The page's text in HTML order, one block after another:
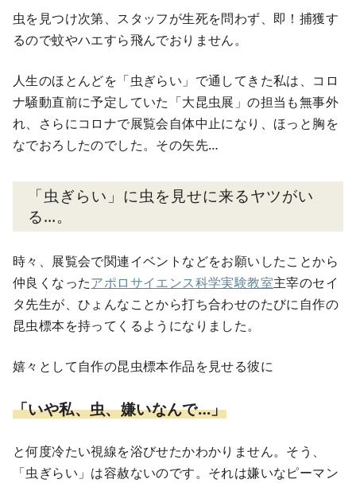
虫を見つけ次第、スタッフが生死を問わず、即！捕獲す
るので蚊やハエすら飛んでおりません。
人生のほとんどを「虫ぎらい」で通してきた私は、コロ
ナ騒動直前に予定していた「大昆虫展」の担当も無事外
れ、さらにコロナで展覧会自体中止になり、ほっと胸を
なでおろしたのでした。その矢先…
「虫ぎらい」に虫を見せに来るヤツがい
る…。
時々、展覧会で関連イベントなどをお願いしたことから
仲良くなったアポロサイエンス科学実験教室主宰のセイ
タ先生が、ひょんなことから打ち合わせのたびに自作の
昆虫標本を持ってくるようになりました。
嬉々として自作の昆虫標本作品を見せる彼に
「いや私、虫、嫌いなんで…」
と何度冷たい視線を浴びせたかわかりません。そう、
「虫ぎらい」は容赦ないのです。それは嫌いなピーマン